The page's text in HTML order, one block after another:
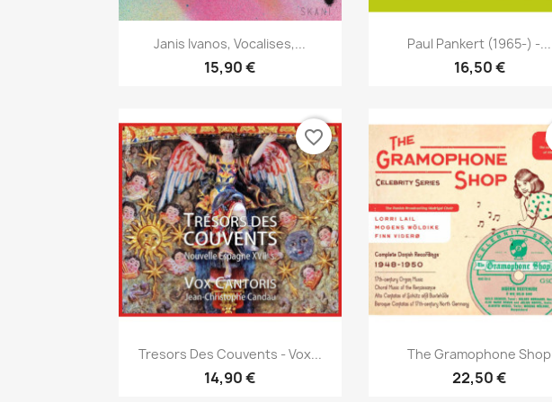
Aperçu rapide
Janis Ivanos, Vocalises,...
15,90 €
Aperçu rapide
Paul Pankert (1965-) -...
16,50 €
 Aperçu rapide
Tresors Des Couvents - Vox...
14,90 €
favorite_border
Aperçu rapide
The Gramophone Shop
22,50 €